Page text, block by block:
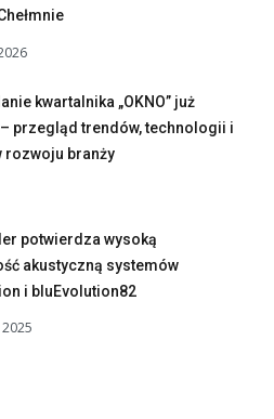
kwartalnika „OKNO” już
przegląd trendów, technologii i
rozwoju branży
potwierdza wysoką
akustyczną systemów
i bluEvolution82